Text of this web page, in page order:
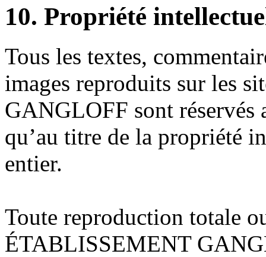
10. Propriété
Tous les textes,
images reproduits sur les
GANGLOFF sont réservés
qu’au titre de la propriété
entier.
Toute reproduction totale
ÉTABLISSEMENT